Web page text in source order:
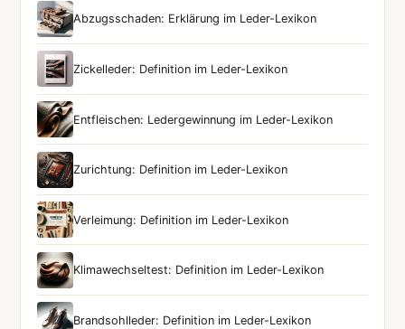
Abzugsschaden: Erklärung im Leder-Lexikon
Zickelleder: Definition im Leder-Lexikon
Entfleischen: Ledergewinnung im Leder-Lexikon
Zurichtung: Definition im Leder-Lexikon
Verleimung: Definition im Leder-Lexikon
Klimawechseltest: Definition im Leder-Lexikon
Brandsohlleder: Definition im Leder-Lexikon